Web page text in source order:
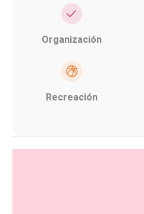
Organización
Recreación